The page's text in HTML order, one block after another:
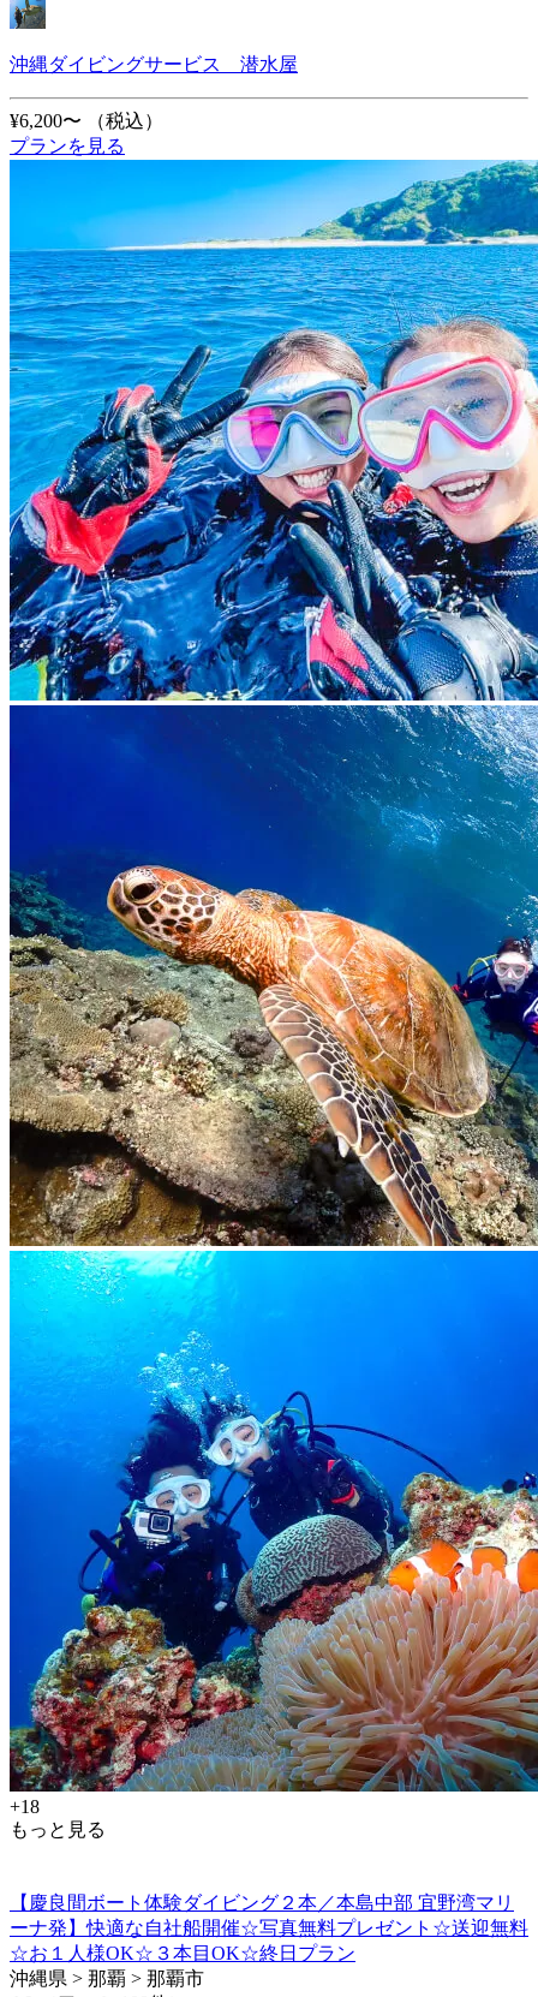
沖縄ダイビングサービス 潜水屋
¥6,200〜
（税込）
プランを見る
+18
もっと見る
【慶良間ボート体験ダイビング２本／本島中部 宜野湾マリ
ーナ発】快適な自社船開催☆写真無料プレゼント☆送迎無料
☆お１人様OK☆３本目OK☆終日プラン
沖縄県 > 那覇 > 那覇市